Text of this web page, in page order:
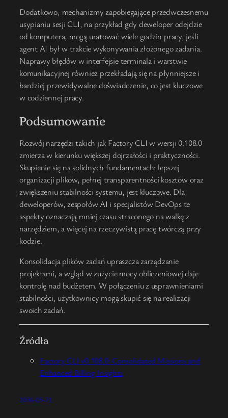
Dodatkowo, mechanizmy zapobiegające przedwczesnemu
usypianiu sesji CLI, na przykład gdy deweloper odejdzie
od komputera, mogą uratować wiele godzin pracy, jeśli
agent AI był w trakcie wykonywania złożonego zadania.
Naprawy błędów w interfejsie terminala i warstwie
komunikacyjnej również przekładają się na płynniejsze i
bardziej przewidywalne doświadczenie, co jest kluczowe
w codziennej pracy.
Podsumowanie
Rozwój narzędzi takich jak Factory CLI w wersji 0.108.0
zmierza w kierunku większej dojrzałości i praktyczności.
Skupienie się na solidnych fundamentach: lepszej
organizacji plików, pełnej transparentności kosztów oraz
zwiększeniu stabilności systemu, jest kluczowe. Dla
deweloperów, zespołów AI i specjalistów DevOps te
aspekty oznaczają mniej czasu straconego na walkę z
narzędziem, a więcej na rzeczywistą pracę twórczą przy
kodzie.
Konsolidacja plików zadań upraszcza zarządzanie
projektami, a wgląd w zużycie mocy obliczeniowej daje
kontrolę nad budżetem. W połączeniu z usprawnieniami
stabilności, użytkownicy mogą skupić się na realizacji
swoich zadań.
Źródła
Factory CLI v0.108.0: Consolidated Missions and
Enhanced Billing Insights
2026-05-21